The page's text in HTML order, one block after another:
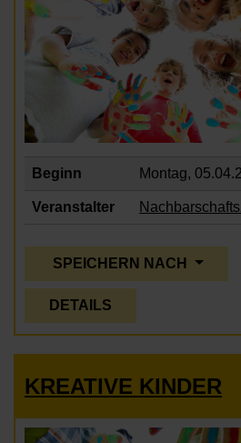
Beginn Montag,
Veranstalter
SPEICHERN NACH
DETAILS
KREATIVE KINDER